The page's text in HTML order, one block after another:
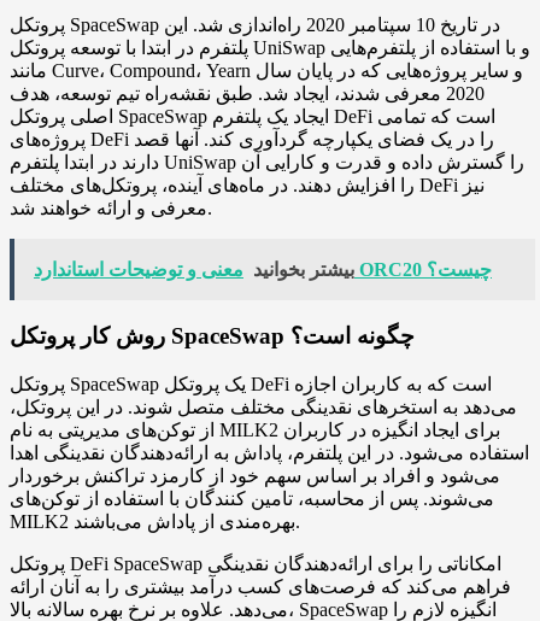
پروتکل SpaceSwap در تاریخ 10 سپتامبر 2020 راه‌اندازی شد. این
پلتفرم در ابتدا با توسعه پروتکل UniSwap و با استفاده از پلتفرم‌هایی
مانند Curve، Compound، Yearn و سایر پروژه‌هایی که در پایان سال
2020 معرفی شدند، ایجاد شد. طبق نقشه‌راه تیم توسعه، هدف
اصلی پروتکل SpaceSwap ایجاد یک پلتفرم DeFi است که تمامی
پروژه‌های DeFi را در یک فضای یکپارچه گردآوری کند. آنها قصد
دارند در ابتدا پلتفرم UniSwap را گسترش داده و قدرت و کارایی آن
را افزایش دهند. در ماه‌های آینده، پروتکل‌های مختلف DeFi نیز
معرفی و ارائه خواهند شد.
بیشتر بخوانید معنی و توضیحات استاندارد ORC20 چیست؟
روش کار پروتکل SpaceSwap چگونه است؟
پروتکل SpaceSwap یک پروتکل DeFi است که به کاربران اجازه
می‌دهد به استخرهای نقدینگی مختلف متصل شوند. در این پروتکل،
از توکن‌های مدیریتی به نام MILK2 برای ایجاد انگیزه در کاربران
استفاده می‌شود. در این پلتفرم، پاداش به ارائه‌دهندگان نقدینگی اهدا
می‌شود و افراد بر اساس سهم خود از کارمزد تراکنش برخوردار
می‌شوند. پس از محاسبه، تامین کنندگان با استفاده از توکن‌های
MILK2 بهره‌مندی از پاداش می‌باشند.
پروتکل DeFi SpaceSwap امکاناتی را برای ارائه‌دهندگان نقدینگی
فراهم می‌کند که فرصت‌های کسب درآمد بیشتری را به آنان ارائه
می‌دهد. علاوه بر نرخ بهره سالانه بالا، SpaceSwap انگیزه لازم را